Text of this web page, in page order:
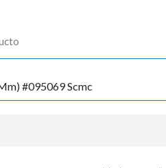
#095069 Scmc